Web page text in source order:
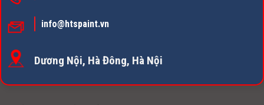
info@htspaint.vn
Dương Nội, Hà Đông, Hà Nội